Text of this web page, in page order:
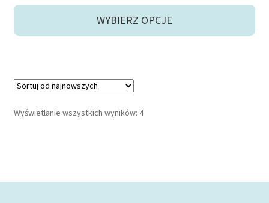
WYBIERZ OPCJE
Wyświetlanie wszystkich wyników: 4Posortowane